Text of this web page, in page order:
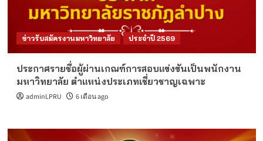
ข่าวรับสมัครงานมหาวิทยาลัย ประจำปี 2569
ประกาศรายชื่อผู้ผ่านเกณฑ์การสอบแข่งขันเป็นพนักงาน
มหาวิทยาลัย ตำแหน่งประเภทเชี่ยวชาญเฉพาะ
adminLPRU 6 เดือน ago